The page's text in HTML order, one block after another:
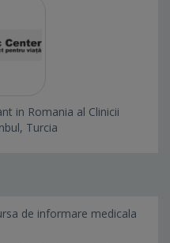
in Romania al Clinicii
Turcia
de informare medicala